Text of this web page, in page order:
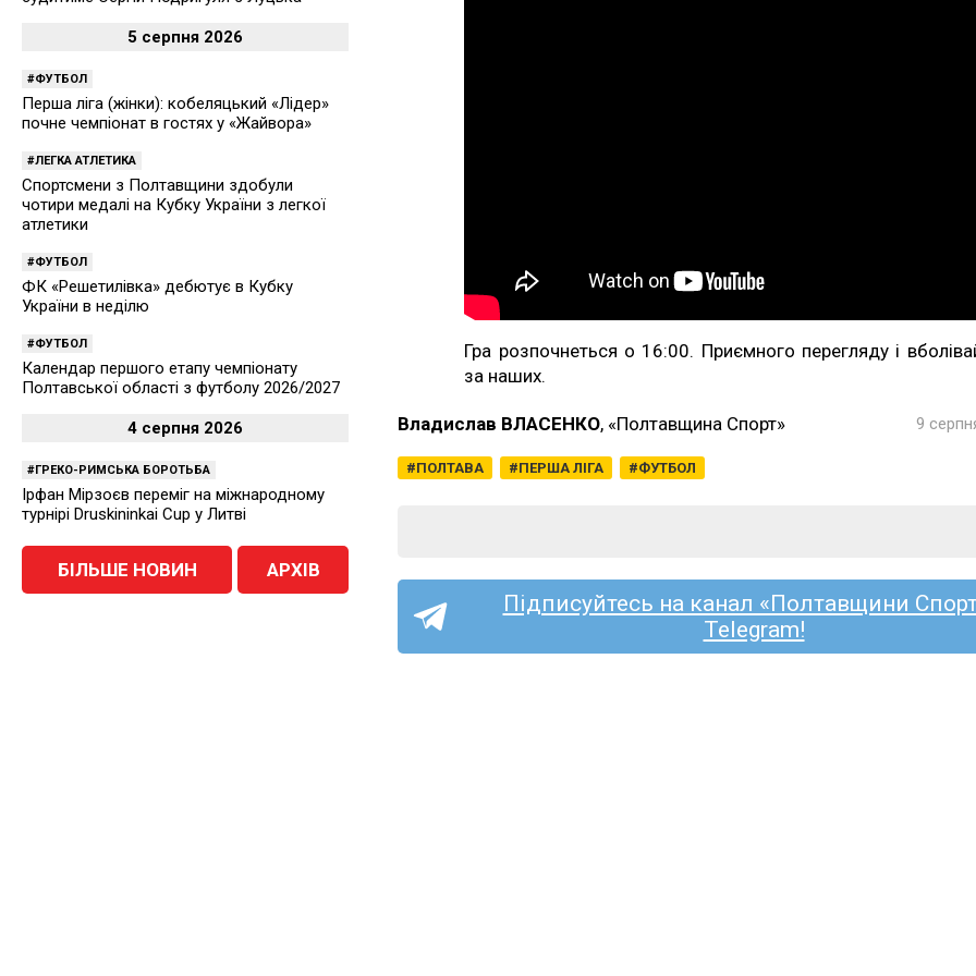
Гра розпочнеться о 16:00. Приємного перегляду і
за наших.
Владислав ВЛАСЕНКО, «Полтавщина Спорт»
ПОЛТАВА ПЕРША ЛІГА ФУТБОЛ
9
Підписуйтесь на канал «Полтавщини
Telegram!
5 серпня 2026
ФУТБОЛ
Перша ліга (жінки): кобеляцький «Лідер»
почне чемпіонат в гостях у «Жайвора»
ЛЕГКА АТЛЕТИКА
Спортсмени з Полтавщини здобули
чотири медалі на Кубку України з легкої
атлетики
ФУТБОЛ
ФК «Решетилівка» дебютує в Кубку
України в неділю
ФУТБОЛ
Календар першого етапу чемпіонату
Полтавської області з футболу 2026/2027
4 серпня 2026
ГРЕКО-РИМСЬКА БОРОТЬБА
Ірфан Мірзоєв переміг на міжнародному
турнірі Druskininkai Cup у Литві
БІЛЬШЕ НОВИН АРХІВ